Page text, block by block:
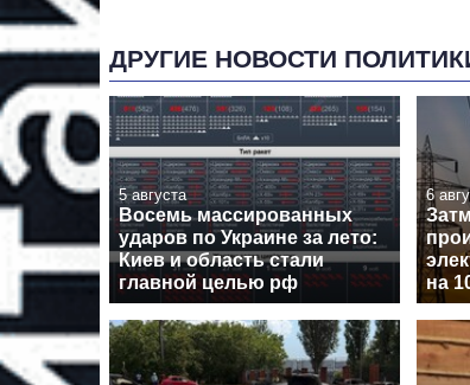
ДРУГИЕ НОВОСТИ
5 августа
Восемь массированных
ударов по Украине за лето:
Киев и область стали
главной целью рф
6
на